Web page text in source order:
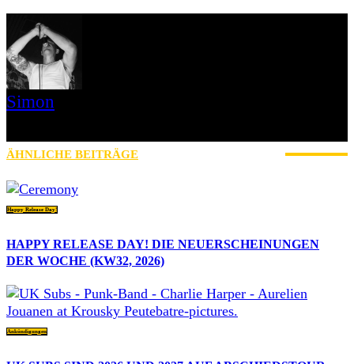
Simon
ÄHNLICHE BEITRÄGE
Happy Release Day!
HAPPY RELEASE DAY! DIE NEUERSCHEINUNGEN
DER WOCHE (KW32, 2026)
Ankündigungen